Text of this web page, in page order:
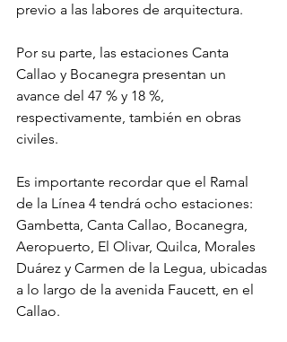
previo a las labores de arquitectura.
Por su parte, las estaciones Canta
Callao y Bocanegra presentan un
avance del 47 % y 18 %,
respectivamente, también en obras
civiles.
Es importante recordar que el Ramal
de la Línea 4 tendrá ocho estaciones:
Gambetta, Canta Callao, Bocanegra,
Aeropuerto, El Olivar, Quilca, Morales
Duárez y Carmen de la Legua, ubicadas
a lo largo de la avenida Faucett, en el
Callao.